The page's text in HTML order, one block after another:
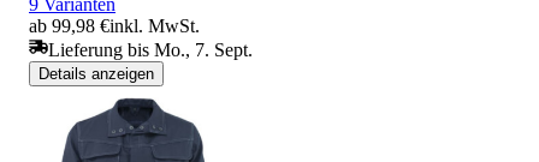
ab 99,98 €inkl. MwSt.
Lieferung bis Mo., 7. Sept.
Details anzeigen